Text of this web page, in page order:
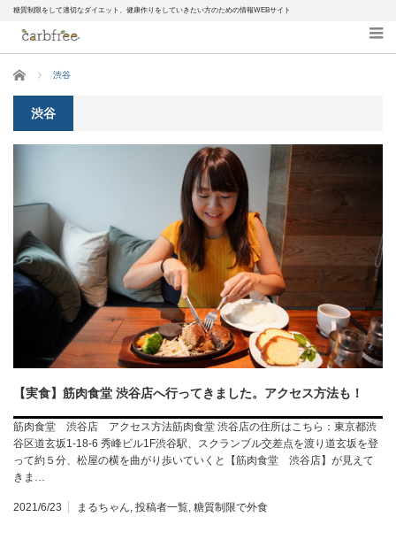
糖質制限をして適切なダイエット、健康作りをしていきたい方のための情報WEBサイト
ホーム 渋谷
渋谷
【実食】筋肉食堂 渋谷店へ行ってきました。アクセス方法も！
筋肉食堂 渋谷店 アクセス方法筋肉食堂 渋谷店の住所はこちら：東京都渋
谷区道玄坂1-18-6 秀峰ビル1F渋谷駅、スクランブル交差点を渡り道玄坂を登
って約５分、松屋の横を曲がり歩いていくと【筋肉食堂 渋谷店】が見えて
きま…
2021/6/23 まるちゃん, 投稿者一覧, 糖質制限で外食